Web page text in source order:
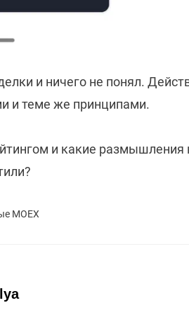
и ничего не понял.
и теме же принципами.
и какие размышления
MOEX